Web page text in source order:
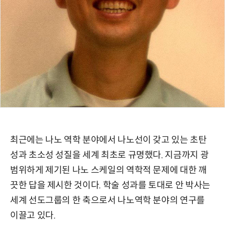
최근에는 나노 역학 분야에서 나노선이 갖고 있는 초탄
성과 초소성 성질을 세계 최초로 규명했다. 지금까지 광
범위하게 제기된 나노 스케일의 역학적 문제에 대한 깨
끗한 답을 제시한 것이다. 학술 성과를 토대로 안 박사는
세계 선도그룹의 한 축으로서 나노역학 분야의 연구를
이끌고 있다.